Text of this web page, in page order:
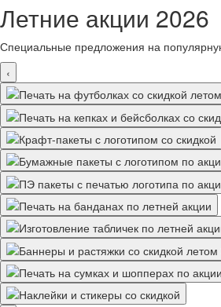
Летние акции 2026
Специальные предложения на
‹